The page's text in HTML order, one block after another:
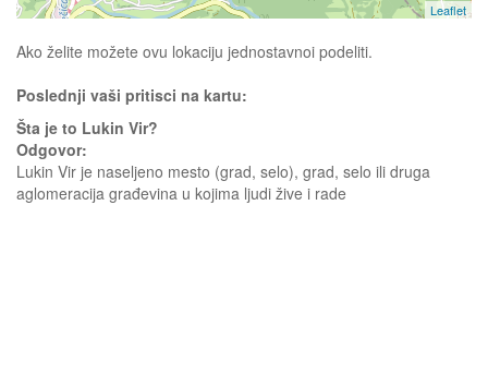
Leaflet
Ako želite možete ovu lokaciju jednostavnoi podeliti.
Poslednji vaši pritisci na kartu:
Šta je to Lukin Vir?
Odgovor:
Lukin Vir je naseljeno mesto (grad, selo), grad, selo ili druga
aglomeracija građevina u kojima ljudi žive i rade